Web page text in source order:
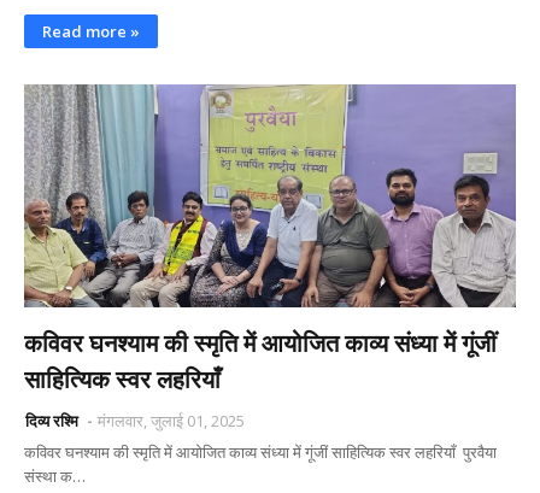
Read more »
कविवर घनश्याम की स्मृति में आयोजित काव्य संध्या में गूंजीं
साहित्यिक स्वर लहरियाँ
दिव्य रश्मि
मंगलवार, जुलाई 01, 2025
कविवर घनश्याम की स्मृति में आयोजित काव्य संध्या में गूंजीं साहित्यिक स्वर लहरियाँ पुरवैया
संस्था क…